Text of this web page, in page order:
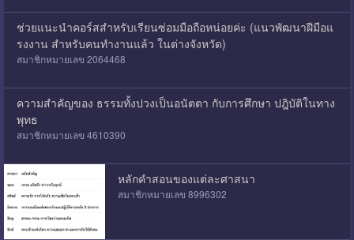
ช่วยแนะนำคอร์สสำหรับเรียนซ่อมมือถือหน่อยค่ะ (แนวพัฒนาฝีมือแ
รงงาน สำหรับคนทำงานแล้ว ในต่างจังหวัด)
สมาชิกหมายเลข 2064468
ความสำคัญของ ธรรมทั้งปวงเป็นอนัตตา กับการศึกษา ปฎิบัติในทาง
พุทธ
สมาชิกหมายเลข 4610390
หลักคำสอนของแต่ละศาสนา
สมาชิกหมายเลข 8996302